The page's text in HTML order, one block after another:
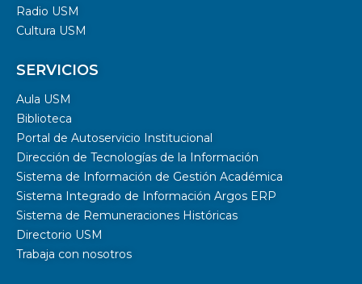
Radio USM
Cultura USM
SERVICIOS
Aula USM
Biblioteca
Portal de Autoservicio Institucional
Dirección de Tecnologías de la Información
Sistema de Información de Gestión Académica
Sistema Integrado de Información Argos ERP
Sistema de Remuneraciones Históricas
Directorio USM
Trabaja con nosotros